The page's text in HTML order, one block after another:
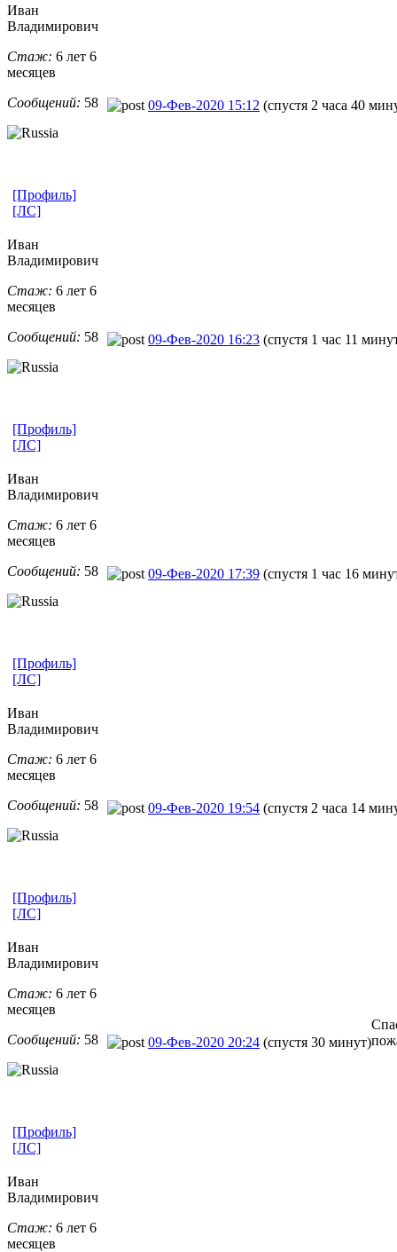
Иван
Владимирович
Стаж: 6 лет 6
месяцев
Сообщений: 58 09-Фев-2020 15:12 (спустя 2 часа 40
[Профиль]
[ЛС]
Иван
Владимирович
Стаж: 6 лет 6
месяцев
Сообщений: 58 09-Фев-2020 16:23 (спустя 1 час 11
[Профиль]
[ЛС]
Иван
Владимирович
Стаж: 6 лет 6
месяцев
Сообщений: 58 09-Фев-2020 17:39 (спустя 1 час 16
[Профиль]
[ЛС]
Иван
Владимирович
Стаж: 6 лет 6
месяцев
Сообщений: 58 09-Фев-2020 19:54 (спустя 2 часа 14
[Профиль]
[ЛС]
Иван
Владимирович
Стаж: 6 лет 6
месяцев
Сообщений: 58 09-Фев-2020 20:24 (спустя 30 минут)
[Профиль]
[ЛС]
Иван
Владимирович
Стаж: 6 лет 6
месяцев